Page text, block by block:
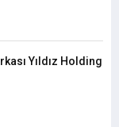
Yıldız Holding